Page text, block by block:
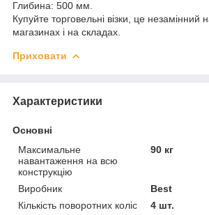
Глибина: 500 мм.
Купуйте торговельні візки, це незамінний
магазинах і на складах.
Приховати
Характеристики
Основні
Максимальне
навантаження на всю
конструкцію
90 кг
Виробник
Best
Кількість поворотних коліс
4 шт.